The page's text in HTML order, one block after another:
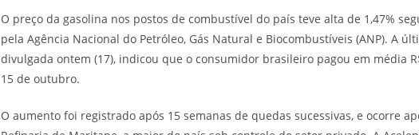
O preço da gasolina nos postos de combustível do país teve alta de 1,47%
pela Agência Nacional do Petróleo, Gás Natural e Biocombustíveis (ANP). A
divulgada ontem (17), indicou que o consumidor brasileiro pagou em média
15 de outubro.
O aumento foi registrado após 15 semanas de quedas sucessivas, e ocorre